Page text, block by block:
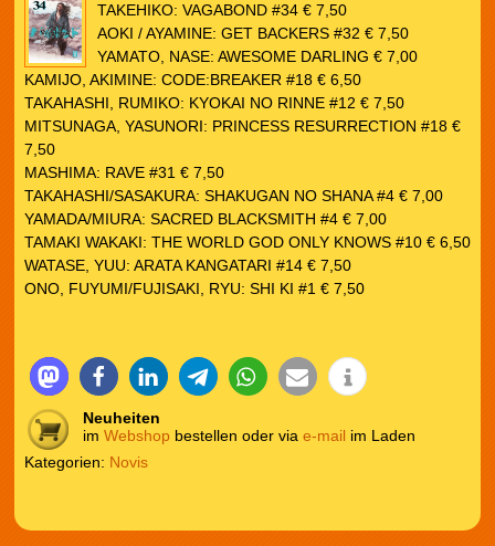
TAKEHIKO: VAGABOND #34 € 7,50
AOKI / AYAMINE: GET BACKERS #32 € 7,50
YAMATO, NASE: AWESOME DARLING € 7,00
KAMIJO, AKIMINE: CODE:BREAKER #18 € 6,50
TAKAHASHI, RUMIKO: KYOKAI NO RINNE #12 € 7,50
MITSUNAGA, YASUNORI: PRINCESS RESURRECTION #18 €
7,50
MASHIMA: RAVE #31 € 7,50
TAKAHASHI/SASAKURA: SHAKUGAN NO SHANA #4 € 7,00
YAMADA/MIURA: SACRED BLACKSMITH #4 € 7,00
TAMAKI WAKAKI: THE WORLD GOD ONLY KNOWS #10 € 6,50
WATASE, YUU: ARATA KANGATARI #14 € 7,50
ONO, FUYUMI/FUJISAKI, RYU: SHI KI #1 € 7,50
Neuheiten
im Webshop bestellen oder via e-mail im Laden
Kategorien: Novis